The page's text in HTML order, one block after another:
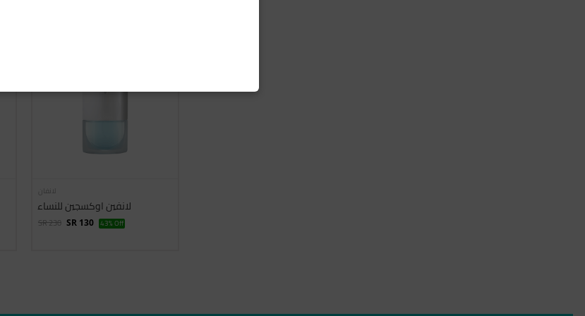
لانفان
لانفين اوكسجين للنساء
SR 230 SR 130 43% Off